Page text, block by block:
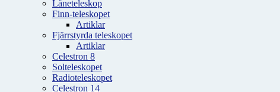
Låneteleskop
Finn-teleskopet
Artiklar
Fjärrstyrda teleskopet
Artiklar
Celestron 8
Solteleskopet
Radioteleskopet
Celestron 14